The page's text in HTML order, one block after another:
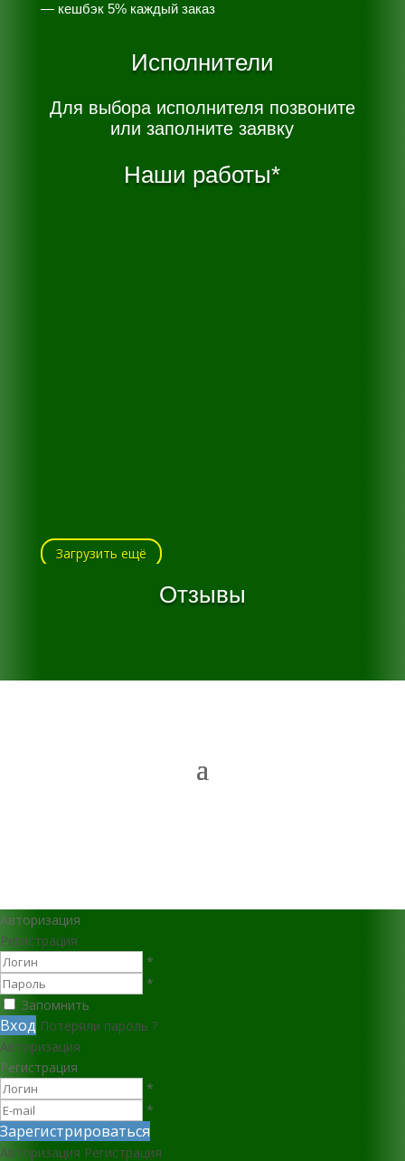
— кешбэк 5% каждый заказ
Исполнители
Для выбора исполнителя позвоните
или заполните заявку
Наши работы*
Загрузить ещё
Отзывы
Авторизация
Регистрация
*
*
Запомнить
Вход Потеряли пароль ?
Авторизация
Регистрация
*
*
Зарегистрироваться
Авторизация Регистрация